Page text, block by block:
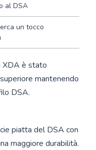
al DSA
un tocco
XDA è stato
mantenendo
DSA.
piatta del DSA con
maggiore durabilità.